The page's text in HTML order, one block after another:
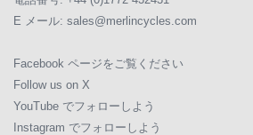
E メール: sales@merlincycles.com
Facebook ページをご覧ください
Follow us on X
YouTube でフォローしよう
Instagram でフォローしよう